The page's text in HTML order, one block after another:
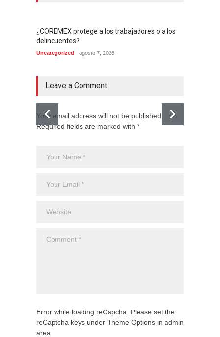
¿COREMEX protege a los trabajadores o a los
delincuentes?
Uncategorized agosto 7, 2026
Leave a Comment
Your email address will not be published.
Required fields are marked with *
Error while loading reCapcha. Please set the
reCaptcha keys under Theme Options in admin
area